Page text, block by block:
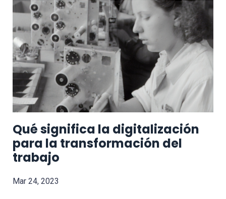
Qué significa la digitalización
para la transformación del
trabajo
Mar 24, 2023